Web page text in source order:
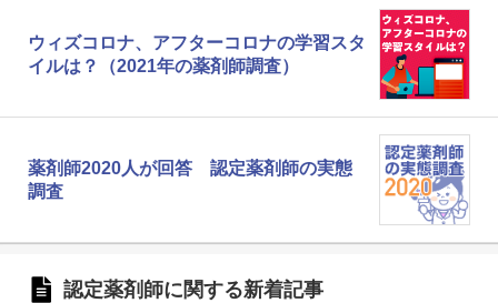
ウィズコロナ、アフターコロナの学習スタ
イルは？（2021年の薬剤師調査）
薬剤師2020人が回答 認定薬剤師の実態
調査
認定薬剤師に関する新着記事